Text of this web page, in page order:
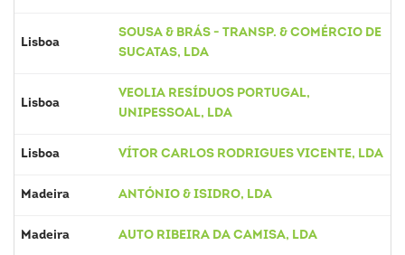
Lisboa
SOUSA & BRÁS - TRANSP. & COMÉRCIO DE
SUCATAS, LDA
Lisboa
VEOLIA RESÍDUOS PORTUGAL,
UNIPESSOAL, LDA
Lisboa VÍTOR CARLOS RODRIGUES VICENTE, LDA
Madeira ANTÓNIO & ISIDRO, LDA
Madeira AUTO RIBEIRA DA CAMISA, LDA